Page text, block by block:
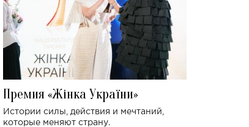
Премия «Жінка України»
Истории силы, действия и мечтаний,
которые меняют страну.